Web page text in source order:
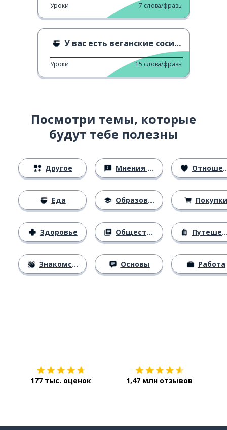
Уроки 7 слова/фразы
У вас есть веганские сосиски?
Уроки 15 слова/фразы
Посмотри темы, которые
будут тебе полезны
Другое
Еда
Здоровье
Знакомство
Мнения и убеждения
Образование
Общество
Основы
Отношения
Путешествия
Работа
177 тыс. оценок 1,47 млн отзывов